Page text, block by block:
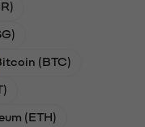
(BTC)
(ETH)